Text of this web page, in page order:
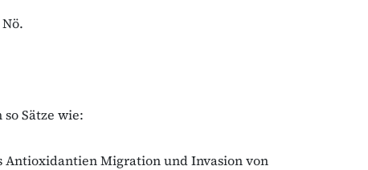
Sätze wie:
Antioxidantien Migration und Invasion von